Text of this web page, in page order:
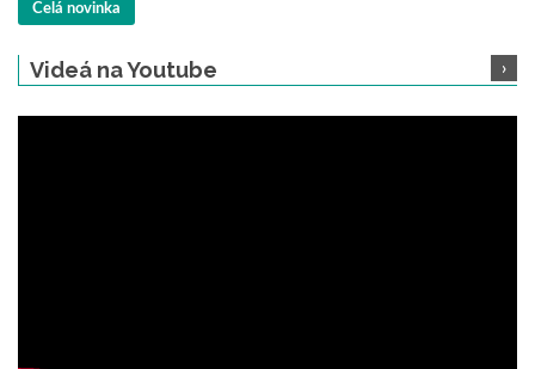
Celá novinka
Videá na Youtube